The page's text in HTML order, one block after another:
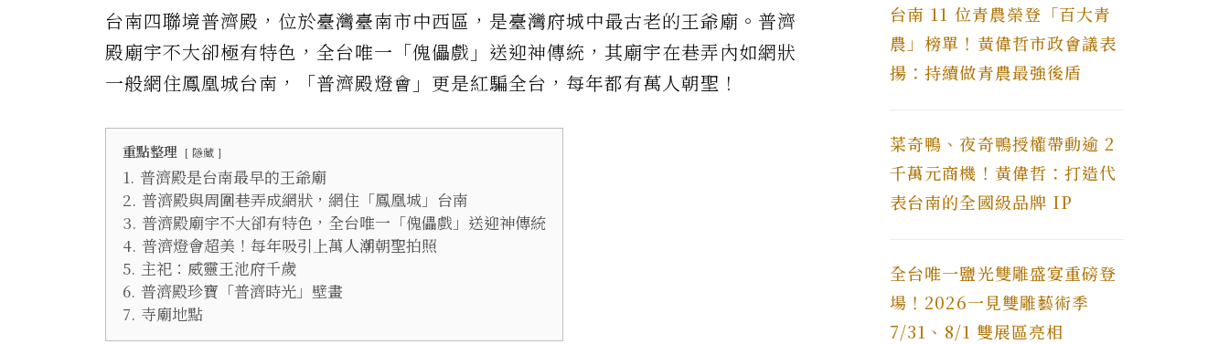
台南四聯境普濟殿，位於臺灣臺南市中西區，是臺灣府城中最古老的王爺廟。普濟
殿廟宇不大卻極有特色，全台唯一「傀儡戲」送迎神傳統，其廟宇在巷弄內如網狀
一般網住鳳凰城台南，「普濟殿燈會」更是紅騙全台，每年都有萬人朝聖！
重點整理 隱藏
1. 普濟殿是台南最早的王爺廟
2. 普濟殿與周圍巷弄成網狀，網住「鳳凰城」台南
3. 普濟殿廟宇不大卻有特色，全台唯一「傀儡戲」送迎神傳統
4. 普濟燈會超美！每年吸引上萬人潮朝聖拍照
5. 主祀：威靈王池府千歲
6. 普濟殿珍寶「普濟時光」壁畫
7. 寺廟地點
台南 11 位青農榮登「百大青
農」榜單！黃偉哲市政會議表
揚：持續做青農最強後盾
菜奇鴨、夜奇鴨授權帶動逾 2
千萬元商機！黃偉哲：打造代
表台南的全國級品牌 IP
全台唯一鹽光雙雕盛宴重磅登
場！2026一見雙雕藝術季
7/31、8/1 雙展區亮相